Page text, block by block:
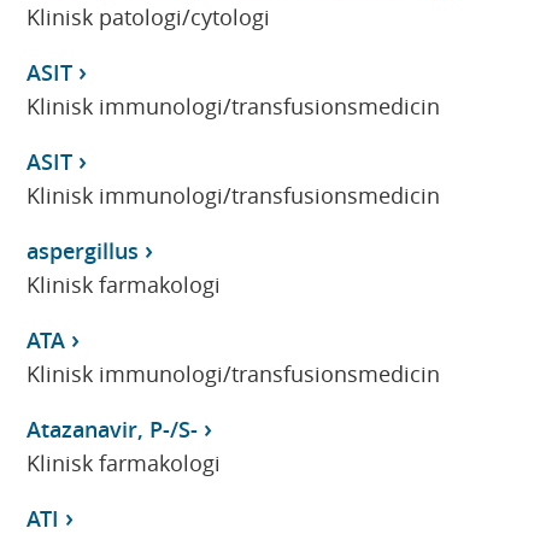
Klinisk patologi/cytologi
ASIT
Klinisk immunologi/transfusionsmedicin
ASIT
Klinisk immunologi/transfusionsmedicin
aspergillus
Klinisk farmakologi
ATA
Klinisk immunologi/transfusionsmedicin
Atazanavir, P-/S-
Klinisk farmakologi
ATI